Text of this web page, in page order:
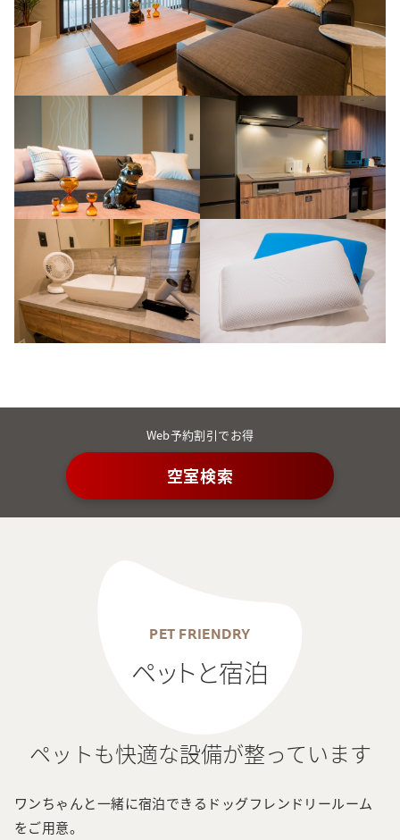
Web予約割引でお得
空室検索
PET FRIENDRY
ペットと宿泊
ペットも快適な設備が整っています
ワンちゃんと一緒に宿泊できるドッグフレンドリールーム
をご用意。